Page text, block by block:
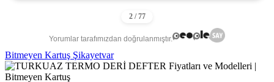
Yorumlar tarafımızdan doğrulanmıştır.
Bitmeyen Kartuş Şikayetvar